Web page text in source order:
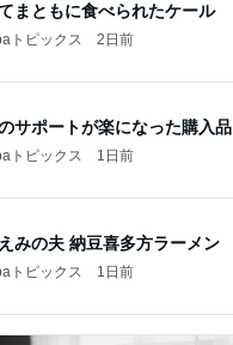
まともに食べられたケール
トピックス 2日前
サポートが楽になった購入品
トピックス 1日前
みの夫 納豆喜多方ラーメン
トピックス 1日前